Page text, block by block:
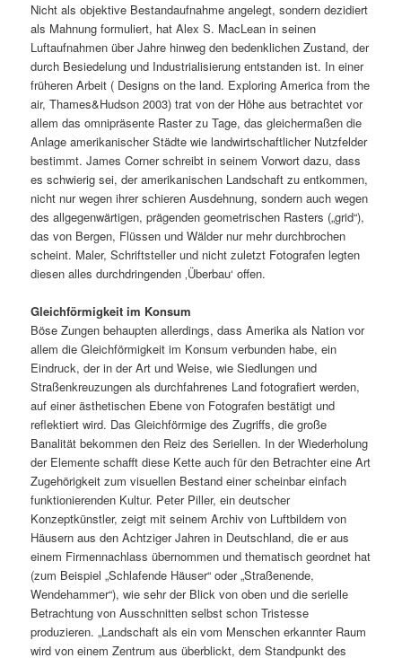
Nicht als objektive Bestandaufnahme angelegt, sondern dezidiert
als Mahnung formuliert, hat Alex S. MacLean in seinen
Luftaufnahmen über Jahre hinweg den bedenklichen Zustand, der
durch Besiedelung und Industrialisierung entstanden ist. In einer
früheren Arbeit ( Designs on the land. Exploring America from the
air, Thames&Hudson 2003) trat von der Höhe aus betrachtet vor
allem das omnipräsente Raster zu Tage, das gleichermaßen die
Anlage amerikanischer Städte wie landwirtschaftlicher Nutzfelder
bestimmt. James Corner schreibt in seinem Vorwort dazu, dass
es schwierig sei, der amerikanischen Landschaft zu entkommen,
nicht nur wegen ihrer schieren Ausdehnung, sondern auch wegen
des allgegenwärtigen, prägenden geometrischen Rasters („grid“),
das von Bergen, Flüssen und Wälder nur mehr durchbrochen
scheint. Maler, Schriftsteller und nicht zuletzt Fotografen legten
diesen alles durchdringenden ‚Überbau‘ offen.
Gleichförmigkeit im Konsum
Böse Zungen behaupten allerdings, dass Amerika als Nation vor
allem die Gleichförmigkeit im Konsum verbunden habe, ein
Eindruck, der in der Art und Weise, wie Siedlungen und
Straßenkreuzungen als durchfahrenes Land fotografiert werden,
auf einer ästhetischen Ebene von Fotografen bestätigt und
reflektiert wird. Das Gleichförmige des Zugriffs, die große
Banalität bekommen den Reiz des Seriellen. In der Wiederholung
der Elemente schafft diese Kette auch für den Betrachter eine Art
Zugehörigkeit zum visuellen Bestand einer scheinbar einfach
funktionierenden Kultur. Peter Piller, ein deutscher
Konzeptkünstler, zeigt mit seinem Archiv von Luftbildern von
Häusern aus den Achtziger Jahren in Deutschland, die er aus
einem Firmennachlass übernommen und thematisch geordnet hat
(zum Beispiel „Schlafende Häuser“ oder „Straßenende,
Wendehammer“), wie sehr der Blick von oben und die serielle
Betrachtung von Ausschnitten selbst schon Tristesse
produzieren. „Landschaft als ein vom Menschen erkannter Raum
wird von einem Zentrum aus überblickt, dem Standpunkt des